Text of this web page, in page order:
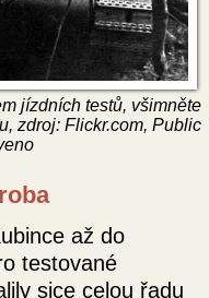
jízdních testů, všimněte
zdroj: Flickr.com, Public
až do
testované
sice celou řadu